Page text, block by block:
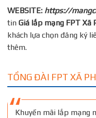
WEBSITE: https://
tin Giá lắp mạng FPT Xã
khách lựa chọn đăng ký
thêm.
TỔNG ĐÀI FPT XÃ
Khuyến mãi lắp mạng